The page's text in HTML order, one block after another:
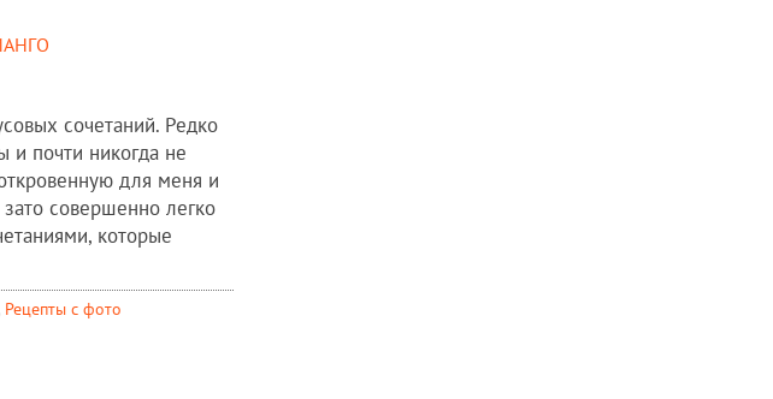
сочетаний. Редко
и почти никогда не
для меня и
совершенно легко
которые
Рецепты c фото